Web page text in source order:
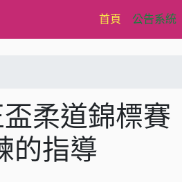
首頁(current)
公告系統
柔道錦標賽
的指導